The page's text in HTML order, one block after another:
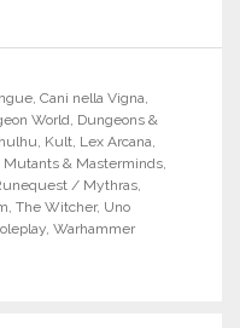
,Cani nella Vigna,
World, Dungeons &
, Kult, Lex Arcana,
Mutants & Masterminds,
/ Mythras,
, The Witcher, Uno
, Warhammer